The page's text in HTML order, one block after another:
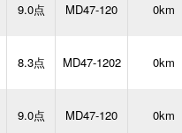
9.0点 MD47-120 0km
8.3点 MD47-1202 0km
9.0点 MD47-120 0km